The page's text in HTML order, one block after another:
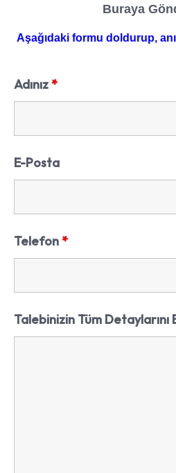
Buraya
Aşağıdaki formu doldurup,
Adınız*
E-Posta
Telefon*
Talebinizin Tüm Detaylarını